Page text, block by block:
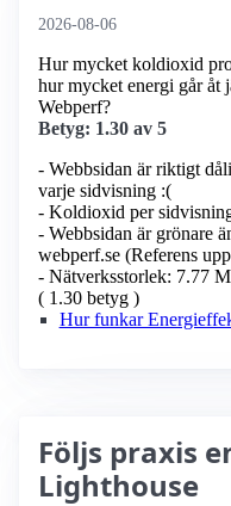
2026-08-06
Hur mycket koldioxid
hur mycket energi går åt
Webperf?
Betyg: 1.30 av 5
- Webbsidan är riktigt
varje sidvisning :(
- Koldioxid per
- Webbsidan är grönare
webperf.se (Referens
- Nätverksstorlek: 7.77
( 1.30 betyg )
Hur funkar
Följs praxis
Lighthouse